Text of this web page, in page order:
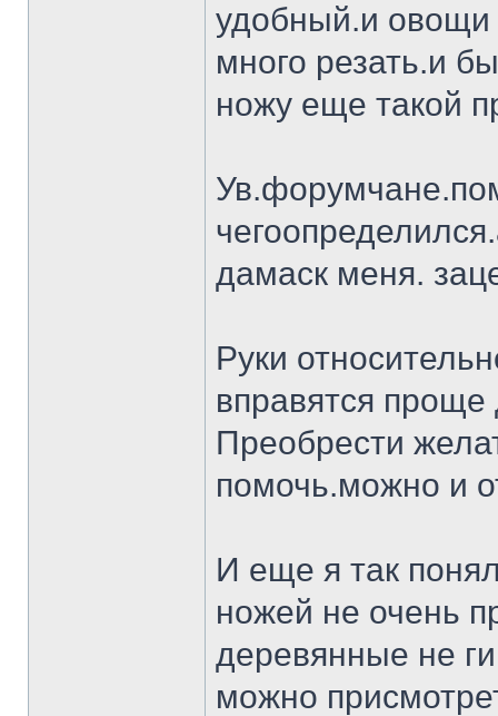
удобный.и овощи
много резать.и
ножу еще такой
дамаск меня.
Руки
вправятся
Преобрести
помочь.можно и
И еще я так
ножей не очень
деревянные не
можно